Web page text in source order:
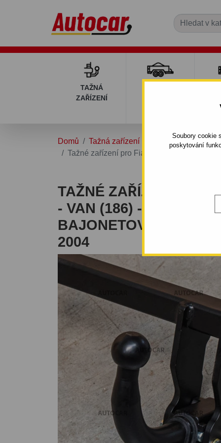
Soubory cookie
poskytování
TAŽNÁ
ZAŘÍZENÍ
Domů Tažná zařízení
MULTIPLA
Tažné zařízení pro Fiat MULTIPLA - VAN
TAŽNÉ ZAŘÍZENÍ PRO
- VAN (186) -
BAJONETOVÝ
2004